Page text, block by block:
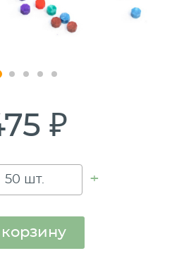
₽
+